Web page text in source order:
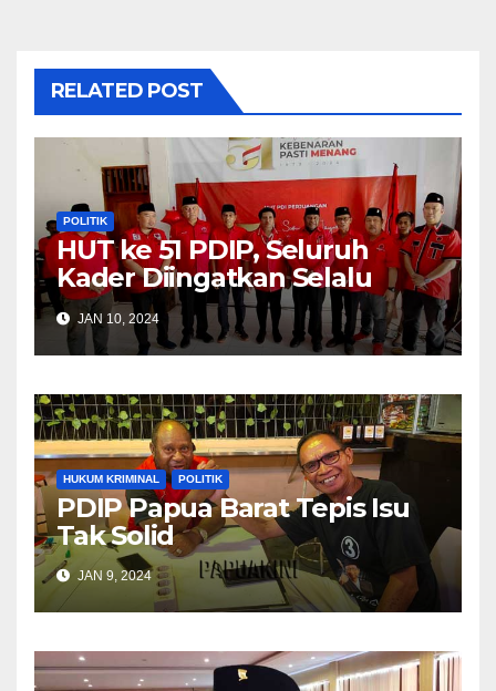
RELATED POST
POLITIK
HUT ke 51 PDIP, Seluruh
Kader Diingatkan Selalu
Komunikasi Dengan
Masyarakat
JAN 10, 2024
HUKUM KRIMINAL POLITIK
PDIP Papua Barat Tepis Isu
Tak Solid
JAN 9, 2024